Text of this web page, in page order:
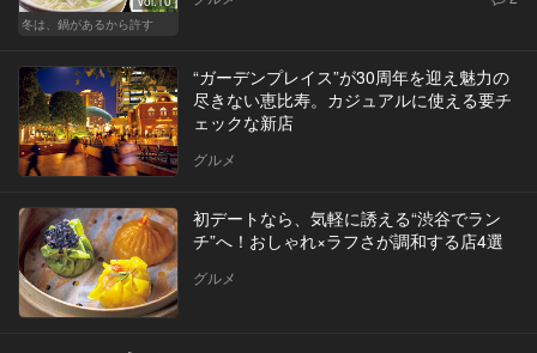
冬は、鍋があるから許す
“ガーデンプレイス”が30周年を迎え魅力の
尽きない恵比寿。カジュアルに使える要チ
ェックな新店
グルメ
初デートなら、気軽に誘える“渋谷でラン
チ”へ！おしゃれ×ラフさが調和する店4選
グルメ